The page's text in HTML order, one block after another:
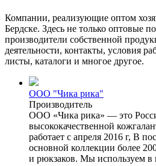
Компании, реализующие оптом
Бердске. Здесь не только оптовые
производители собственной
деятельности, контакты, условия
листы, каталоги и многое другое.
ООО "Чика рика"
Производитель
ООО «Чика рика» — это
высококачественной
работает с апреля 2016 г, В
основной коллекции более
и рюкзаков. Мы используем в